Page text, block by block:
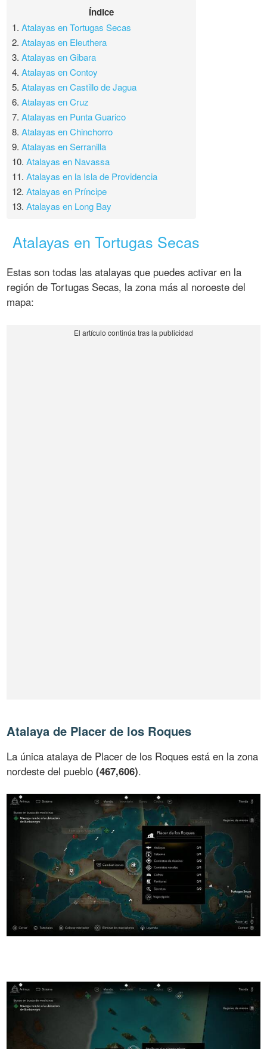
Índice
1.Atalayas en Tortugas Secas
2.Atalayas en Eleuthera
3.Atalayas en Gibara
4.Atalayas en Contoy
5.Atalayas en Castillo de Jagua
6.Atalayas en Cruz
7.Atalayas en Punta Guarico
8.Atalayas en Chinchorro
9.Atalayas en Serranilla
10.Atalayas en Navassa
11.Atalayas en la Isla de Providencia
12.Atalayas en Príncipe
13.Atalayas en Long Bay
Atalayas en Tortugas Secas
Estas son todas las atalayas que puedes activar en la
región de Tortugas Secas, la zona más al noroeste del
mapa:
Atalaya de Placer de los Roques
La única atalaya de Placer de los Roques está en la zona
nordeste del pueblo(467,606).